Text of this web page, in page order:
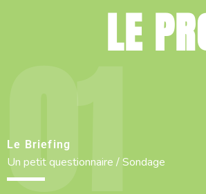
LE
Le Briefing
Un petit questionnaire / Sondage